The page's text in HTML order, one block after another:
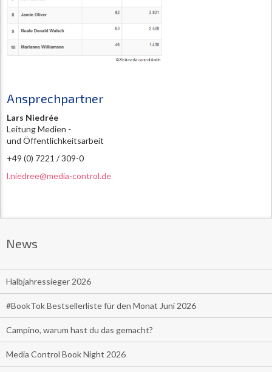
Ansprechpartner
Lars Niedrée
Leitung Medien -
und Öffentlichkeitsarbeit
+49 (0) 7221 / 309-0
l.niedree@media-control.de
News
Halbjahressieger 2026
#BookTok Bestsellerliste für den Monat Juni 2026
Campino, warum hast du das gemacht?
Media Control Book Night 2026